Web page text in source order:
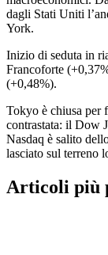
dagli Stati Uniti
York.
Inizio di seduta in
Francoforte
(+0,48%).
Tokyo è chiusa per
contrastata: il Dow
Nasdaq è salito
lasciato sul terreno
Articoli più